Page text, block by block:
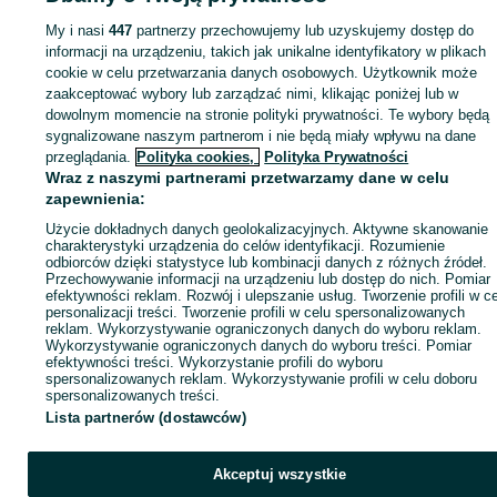
ID:1066915421 Wyświetlenia:
Kup
My i nasi447 partnerzy przechowujemy lub uzyskujemy dostęp do
informacji na urządzeniu, takich jak unikalne identyfikatory w plikach
cookie w celu przetwarzania danych osobowych. Użytkownik może
zaakceptować wybory lub zarządzać nimi, klikając poniżej lub w
dowolnym momencie na stronie polityki prywatności. Te wybory będą
sygnalizowane naszym partnerom i nie będą miały wpływu na dane
przeglądania. Polityka cookies, Polityka Prywatności
Wraz z naszymi partnerami przetwarzamy dane w celu
zapewnienia:
Użycie dokładnych danych geolokalizacyjnych. Aktywne skanowanie
charakterystyki urządzenia do celów identyfikacji. Rozumienie
odbiorców dzięki statystyce lub kombinacji danych z różnych źródeł.
Przechowywanie informacji na urządzeniu lub dostęp do nich. Pomiar
efektywności reklam. Rozwój i ulepszanie usług. Tworzenie profili w
personalizacji treści. Tworzenie profili w celu spersonalizowanych
reklam. Wykorzystywanie ograniczonych danych do wyboru reklam.
Wykorzystywanie ograniczonych danych do wyboru treści. Pomiar
efektywności treści. Wykorzystanie profili do wyboru
spersonalizowanych reklam. Wykorzystywanie profili w celu doboru
spersonalizowanych treści.
Lista partnerów (dostawców)
Akceptuj wszystkie